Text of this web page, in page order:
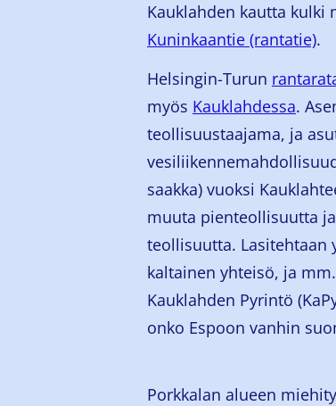
Kauklahden kautta kulki
Kuninkaantie (rantatie).
Helsingin-Turun
myös Kauklahdessa.
teollisuustaajama, ja
saakka) vuoksi
muuta pienteollisuutta ja
teollisuutta. Lasitehtaan
kaltainen yhteisö, ja
Kauklahden Pyrintö
onko Espoon vanhin
Porkkalan alueen